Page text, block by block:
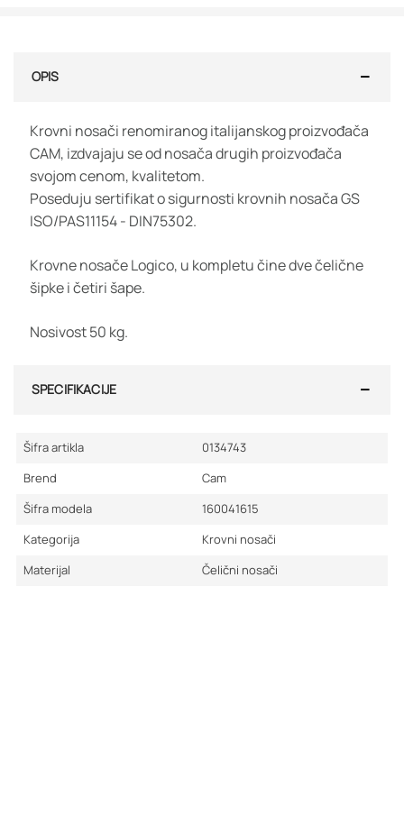
OPIS
Krovni nosači renomiranog italijanskog proizvođača
CAM, izdvajaju se od nosača drugih proizvođača
svojom cenom, kvalitetom.
Poseduju sertifikat o sigurnosti krovnih nosača GS
ISO/PAS11154 - DIN75302.
Krovne nosače Logico, u kompletu čine dve čelične
šipke i četiri šape.
Nosivost 50 kg.
SPECIFIKACIJE
Šifra artikla
0134743
Brend
Cam
Šifra modela
160041615
Kategorija
Krovni nosači
Materijal
Čelični nosači